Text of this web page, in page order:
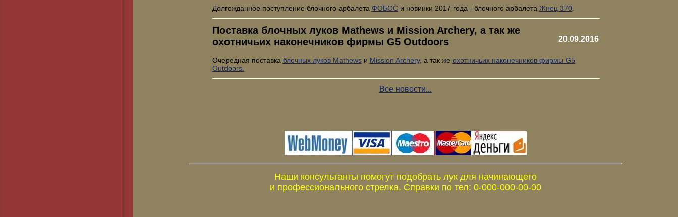
Долгожданное поступление блочного арбалета ФОБОСи новинки 2017 года - блочного арбалета Жнец 370.
Поставка блочных луков Mathews и Mission Archery, а так же
охотничьих наконечников фирмы G5 Outdoors
20.09.2016
Очередная поставка блочных луков Mathewsи Mission Archery, а так же охотничьих наконечников фирмы G5
Outdoors.
Все новости...
Наши консультанты помогут подобрать лук для начинающего
и профессионального стрелка. Справки по тел: 0-000-000-00-00